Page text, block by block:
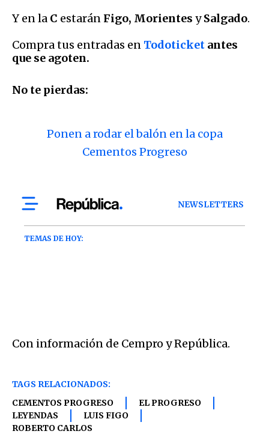
Y en la C estarán Figo, Morientes ySalgado.
Compra tus entradas en Todoticket antes
que se agoten.
No te pierdas:
Ponen a rodar el balón en la copa
Cementos Progreso
Con información de Cempro y República.
TAGS RELACIONADOS:
CEMENTOS PROGRESO
EL PROGRESO
LEYENDAS
LUIS FIGO
ROBERTO CARLOS